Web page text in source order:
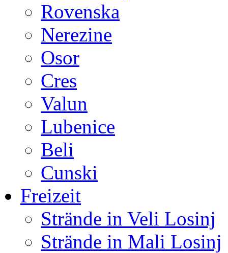
Rovenska
Nerezine
Osor
Cres
Valun
Lubenice
Beli
Cunski
Freizeit
Strände in Veli Losinj
Strände in Mali Losinj